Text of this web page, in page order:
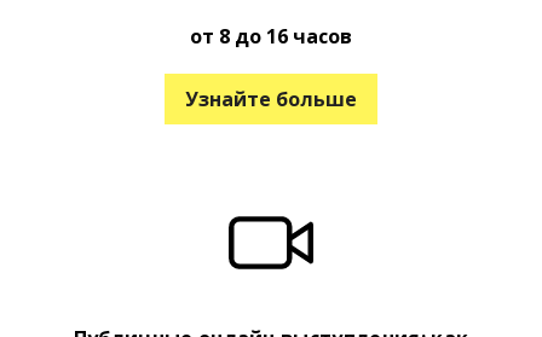
от 8 до 16 часов
Узнайте больше